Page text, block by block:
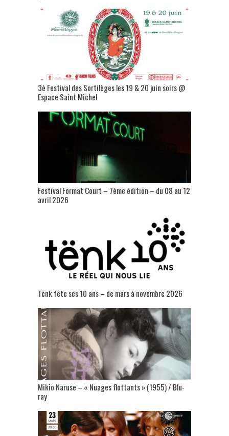
3è Festival des Sortilèges les 19 & 20 juin soirs @
Espace Saint Michel
Festival Format Court – 7ème édition – du 08 au 12
avril 2026
Tënk fête ses 10 ans – de mars à novembre 2026
Mikio Naruse – « Nuages flottants » (1955) / Blu-
ray